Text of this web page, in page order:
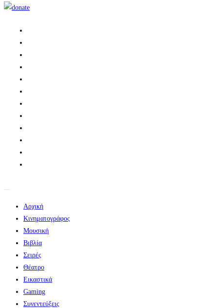
Αρχική
Κινηματογράφος
Μουσική
Βιβλία
Σειρές
Θέατρο
Εικαστικά
Gaming
Συνεντεύξεις